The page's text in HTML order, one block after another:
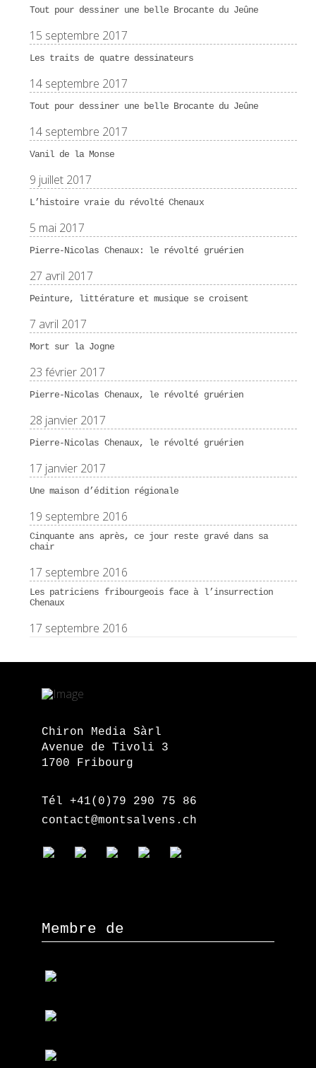
Tout pour dessiner une belle Brocante du Jeûne
15 septembre 2017
Les traits de quatre dessinateurs
14 septembre 2017
Tout pour dessiner une belle Brocante du Jeûne
14 septembre 2017
Vanil de la Monse
9 juillet 2017
L’histoire vraie du révolté Chenaux
5 mai 2017
Pierre-Nicolas Chenaux: le révolté gruérien
27 avril 2017
Peinture, littérature et musique se croisent
7 avril 2017
Mort sur la Jogne
23 février 2017
Pierre-Nicolas Chenaux, le révolté gruérien
28 janvier 2017
Pierre-Nicolas Chenaux, le révolté gruérien
17 janvier 2017
Une maison d’édition régionale
19 septembre 2016
Cinquante ans après, ce jour reste gravé dans sa
chair
17 septembre 2016
Les patriciens fribourgeois face à l’insurrection
Chenaux
17 septembre 2016
Chiron Media Sàrl
Avenue de Tivoli 3
1700 Fribourg
Tél +41(0)79 290 75 86
contact@montsalvens.ch
Membre de